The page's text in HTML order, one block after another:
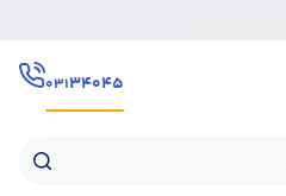
۳۴۰۴۵۰۳۱